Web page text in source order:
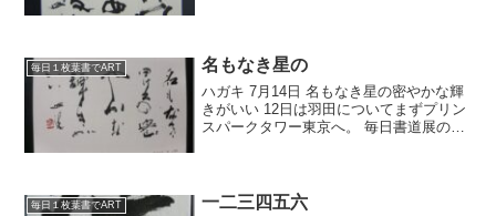
に会いに行ってみました...
毎日１枚葉書でART 名もなき星の
ハガキ 7月14日 名もなき星の密やかな輝
きがいい 12日は羽田についてまずプリン
スパークタワー東京へ。 毎日書道展の表
彰式で...
毎日１枚葉書でART 一二三四五六